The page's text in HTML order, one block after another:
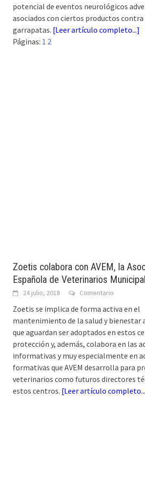
potencial de eventos neurológicos
asociados con ciertos productos contra
garrapatas. [Leer artículo completo...]
Páginas: 1 2
Zoetis colabora con AVEM, la
Española de Veterinarios
24 julio, 2018 Comentario
Zoetis se implica de forma activa en el
mantenimiento de la salud y bienestar
que aguardan ser adoptados en estos
protección y, además, colabora en las
informativas y muy especialmente en
formativas que AVEM desarrolla para
veterinarios como futuros directores
estos centros. [Leer artículo